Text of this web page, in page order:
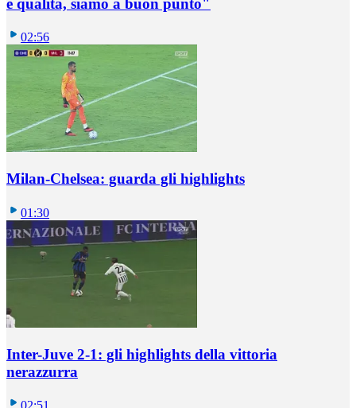
e qualità, siamo a buon punto"
02:56
Milan-Chelsea: guarda gli highlights
01:30
Inter-Juve 2-1: gli highlights della vittoria
nerazzurra